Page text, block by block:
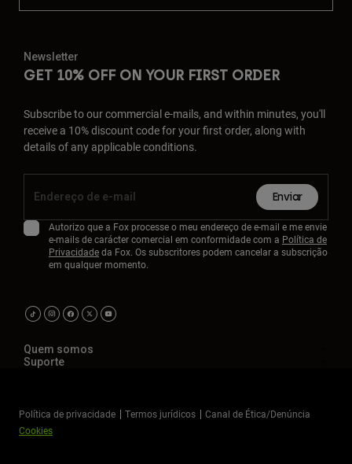
Newsletter
GET 10% OFF ON YOUR FIRST ORDER
Subscribe to our commercial e-mails, and within minutes, you'll
receive a 10% discount code for your first order, along with
details of any applicable conditions.
Enviar
Autorizo que a Fox processe o meu endereço de e-mail e me envie
e-mails de carácter comercial em conformidade com a Política de
Privacidadeda Fox. Os subscritores podem cancelar a subscrição
em qualquer momento.
Quem somos
Suporte
Política de privacidade Termos jurídicos
Canal de Ética/Denúncia
Cookies